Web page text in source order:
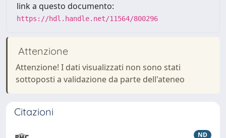
link a questo documento:
https://hdl.handle.net/11564/800296
Attenzione
Attenzione! I dati visualizzati non sono stati
sottoposti a validazione da parte dell'ateneo
Citazioni
ND